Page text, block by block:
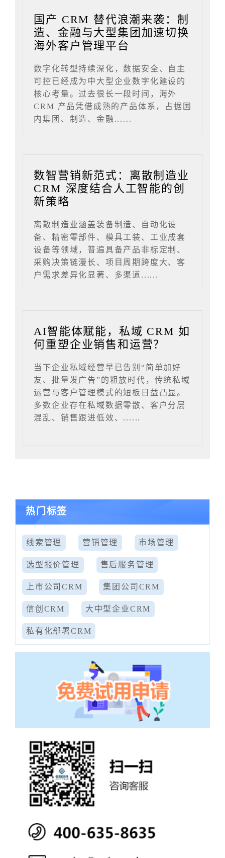
国产 CRM 替代浪潮来袭：制
造、金融与大型集团加速切换
海外客户管理平台
数字化转型持续深化，数据安全、自主
可控已经成为中大型企业数字化建设的
核心考量。过去很长一段时间，海外
CRM 产品凭借成熟的产品体系，占据国
内集团、制造、金融......
数智营销新范式：离散制造业
CRM 深度结合人工智能的创
新策略
离散制造业涵盖装备制造、自动化设
备、精密零部件、模具工装、工业成套
设备等领域，普遍具备产品非标定制、
采购决策链漫长、项目周期跨度大、客
户需求差异化显著、多渠道......
AI智能体赋能，私域 CRM 如
何重塑企业销售和运营？
当下企业私域经营早已告别“简单加好
友、批量发广告”的粗放时代，传统私域
运营与客户管理模式的短板日益凸显。
多数企业存在私域数据零散、客户分层
混乱、销售跟进低效、......
热门标签
线索管理 营销管理 市场管理
选型报价管理 售后服务管理
上市公司CRM 集团公司CRM
信创CRM 大中型企业CRM
私有化部署CRM